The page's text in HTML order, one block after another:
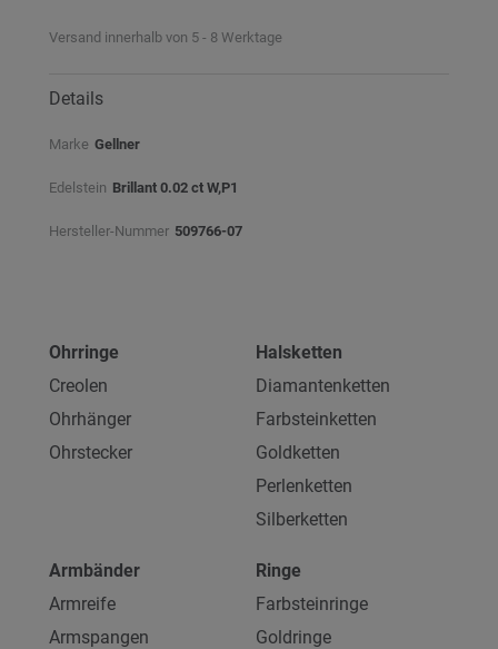
Versand innerhalb von 5 - 8 Werktage
Details
Marke Gellner
Edelstein Brillant 0.02 ct W,P1
Hersteller-Nummer 509766-07
Ohrringe
Creolen
Ohrhänger
Ohrstecker
Halsketten
Diamantenketten
Farbsteinketten
Goldketten
Perlenketten
Silberketten
Armbänder
Armreife
Armspangen
Ringe
Farbsteinringe
Goldringe